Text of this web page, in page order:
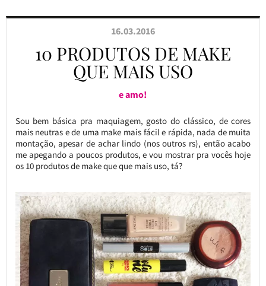
16.03.2016
10 PRODUTOS DE MAKE
QUE MAIS USO
e amo!
Sou bem básica pra maquiagem, gosto do clássico, de cores
mais neutras e de uma make mais fácil e rápida, nada de muita
montação, apesar de achar lindo (nos outros rs), então acabo
me apegando a poucos produtos, e vou mostrar pra vocês hoje
os 10 produtos de make que que mais uso, tá?